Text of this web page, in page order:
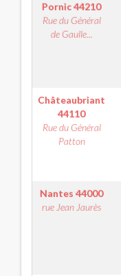
Pornic44210
Rue du Général
de Gaulle...
Châteaubriant
44110
Rue du Général
Patton
Nantes 44000
rue Jean Jaurès